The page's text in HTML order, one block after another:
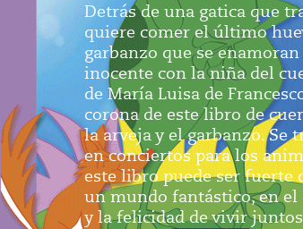
Detrás de una gatica que
quiere comer el último
garbanzo que se
inocente con la niña del
de María Luisa de
corona de este libro de
la arveja y el garbanzo. Se
en conciertos para los
este libro puede ser fuerte
un mundo fantástico, en el
y la felicidad de vivir